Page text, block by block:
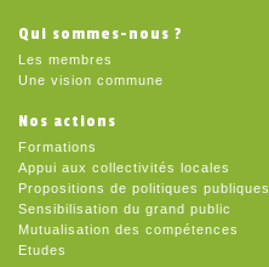
Qui sommes-nous ?
Les membres
Une vision commune
Nos actions
Formations
Appui aux collectivités locales
Propositions de politiques publiques
Sensibilisation du grand public
Mutualisation des compétences
Etudes